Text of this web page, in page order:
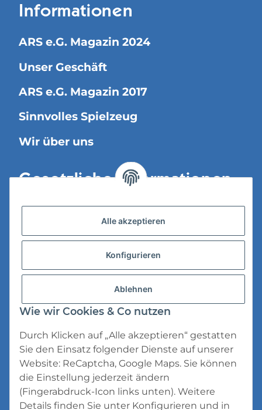
Informationen
ARS e.G. Magazin 2024
Unser Geschäft
ARS e.G. Magazin 2017
Sinnvolles Spielzeug
Wir über uns
Gesetzliche Informationen
Versandinformationen
Datenschutz
Impressum
* Alle Preise inkl. gesetzlicher USt., zzgl.
Versand
Alle akzeptieren
Konfigurieren
Ablehnen
Wie wir Cookies & Co nutzen
Durch Klicken auf „Alle akzeptieren“ gestatten
Sie den Einsatz folgender Dienste auf unserer
Website: ReCaptcha, Google Maps. Sie können
die Einstellung jederzeit ändern
(Fingerabdruck-Icon links unten). Weitere
Details finden Sie unter Konfigurieren und in